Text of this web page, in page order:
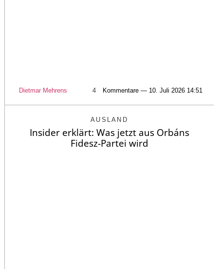
Dietmar Mehrens 4 Kommentare — 10. Juli 2026 14:51
AUSLAND
Insider erklärt: Was jetzt aus Orbáns
Fidesz-Partei wird